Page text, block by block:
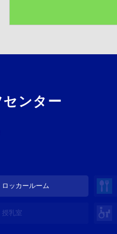
ンター
ロッカールーム
授乳室